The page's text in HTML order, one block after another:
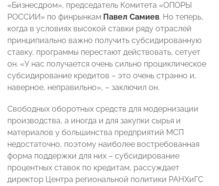
«Бизнесдром», председатель Комитета «ОПОРЫ
РОССИИ» по финрынкам Павел Самиев. Но теперь,
когда в условиях высокой ставки ряду отраслей
принципиально важно получить субсидированную
ставку, программы перестают действовать, сетует
он. «У нас получается очень сильно проциклическое
субсидирование кредитов – это очень странно и,
наверное, неправильно», – заключил он.
Свободных оборотных средств для модернизации
производства, а иногда и для закупки сырья и
материалов у большинства предприятий МСП
недостаточно, поэтому наиболее востребованная
форма поддержки для них – субсидирование
процентных ставок по кредитам, рассуждает
директор Центра региональной политики РАНХиГС